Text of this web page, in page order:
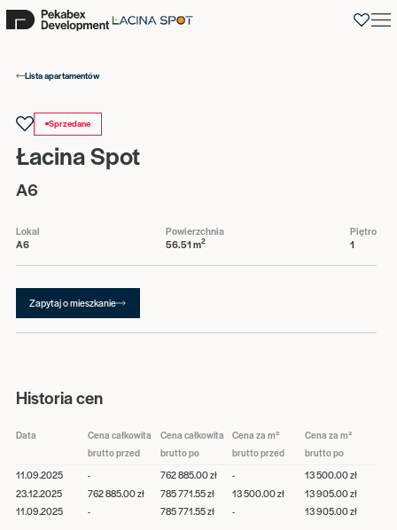
0
Lista apartamentów
Sprzedane
Łacina Spot
A6
Lokal
A6
Powierzchnia
56.51 m2
Piętro
1
Zapytaj o mieszkanie
Historia cen
Data
Cena całkowita
brutto przed
Cena całkowita
brutto po
Cena za m²
brutto przed
Cena za m²
brutto po
11.09.2025
- 762 885.00 zł -
13 500.00 zł
23.12.2025
762 885.00 zł 785 771.55 zł 13 500.00 zł
13 905.00 zł
11.09.2025
- 785 771.55 zł - 13 905.00 zł